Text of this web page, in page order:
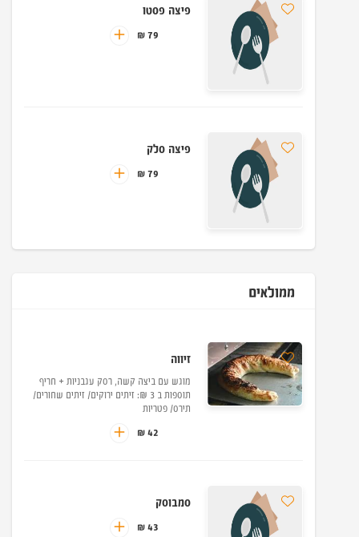
פיצה פסטו
79 ₪
פיצה סלק
79 ₪
ממולאים
זיווה
מוגש עם ביצה קשה, רסק עגבניות + חריף
תוספות ב 3 ₪: זיתים ירוקים/ זיתים שחורים/
תירס/ פטריות
42 ₪
סמבוסק
43 ₪